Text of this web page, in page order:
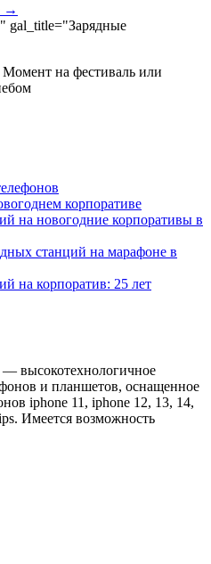
→
gal_title="Зарядные
Момент на фестиваль или
корпоративе
на новогодние корпоративы в
станций на марафоне в
на корпоратив: 25 лет
высокотехнологичное
и планшетов, оснащенное
iphone 11, iphone 12, 13, 14,
Имеется возможность